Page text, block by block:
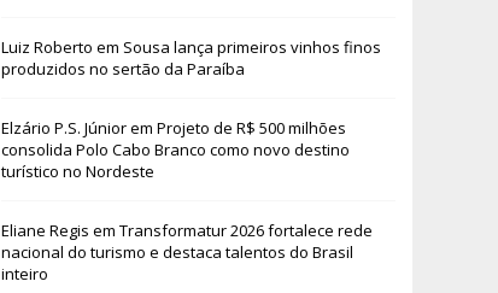
Luiz Roberto em Sousa lança primeiros vinhos finos
produzidos no sertão da Paraíba
Elzário P.S. Júniorem Projeto de R$ 500 milhões
consolida Polo Cabo Branco como novo destino
turístico no Nordeste
Eliane Regis em Transformatur 2026 fortalece rede
nacional do turismo e destaca talentos do Brasil
inteiro